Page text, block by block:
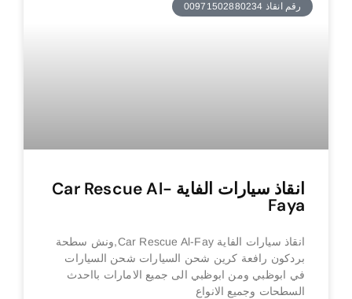
رقم انقاذ 00971502880234
انقاذ سيارات الفاية Car Rescue Al-
Faya
انقاذ سيارات الفاية Car Rescue Al-Fay,ونش سطحة
بردكون رافعة كرين شحن السيارات شحن السيارات
في ابوظبي ومن ابوظبي الى جميع الامارات بااحدث
السطحات وجميع الانواع